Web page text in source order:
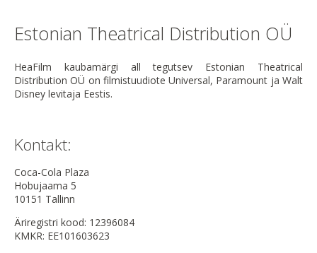
Estonian Theatrical Distribution OÜ
HeaFilm kaubamärgi all tegutsev Estonian Theatrical
Distribution OÜ on filmistuudiote Universal, Paramount ja Walt
Disney levitaja Eestis.
Kontakt:
Coca-Cola Plaza
Hobujaama 5
10151 Tallinn
Äriregistri kood: 12396084
KMKR: EE101603623